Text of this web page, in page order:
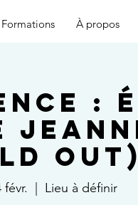
Formations À propos
:
OUT)
févr. Lieu à définir